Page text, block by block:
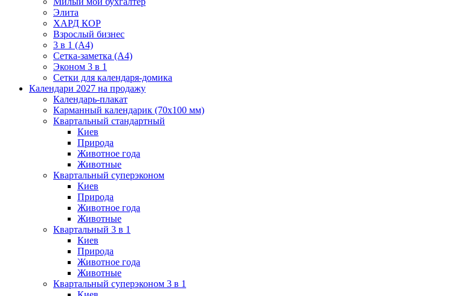
Элита
ХАРД КОР
Взрослый бизнес
3 в 1 (А4)
Сетка-заметка (А4)
Эконом 3 в 1
Сетки для календаря-домика
Календари 2027 на продажу
Календарь-плакат
Карманный календарик (70х100 мм)
Квартальный стандартный
Киев
Природа
Животное года
Животные
Квартальный суперэконом
Киев
Природа
Животное года
Животные
Квартальный 3 в 1
Киев
Природа
Животное года
Животные
Квартальный суперэконом 3 в 1